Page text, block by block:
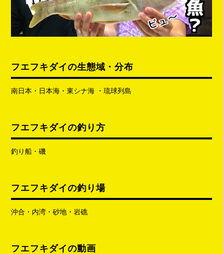
フエフキダイの生態域・分布
南日本・日本海・東シナ海 ・琉球列島
フエフキダイの釣り方
釣り船・磯
フエフキダイの釣り場
沖合・内湾・砂地・岩礁
フエフキダイの動画